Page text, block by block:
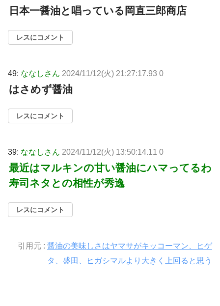
日本一醤油と唱っている岡直三郎商店
レスにコメント
49: ななしさん 2024/11/12(火) 21:27:17.93 0
はさめず醤油
レスにコメント
39: ななしさん 2024/11/12(火) 13:50:14.11 0
最近はマルキンの甘い醤油にハマってるわ
寿司ネタとの相性が秀逸
レスにコメント
引用元 : 醤油の美味しさはヤマサがキッコーマン、ヒゲ
タ、盛田、ヒガシマルより大きく上回ると思う